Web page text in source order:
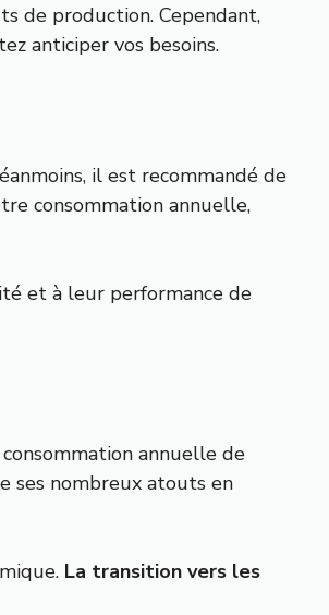
de production. Cependant,
anticiper vos besoins.
il est recommandé de
consommation annuelle,
et à leur performance de
annuelle de
ses nombreux atouts en
La transition vers les